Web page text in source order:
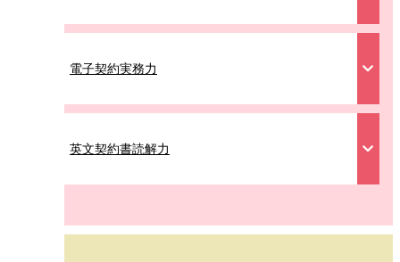
電子契約実務力
英文契約書読解力